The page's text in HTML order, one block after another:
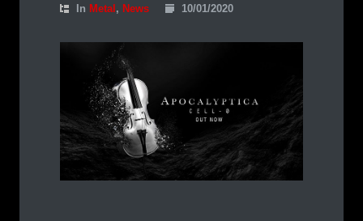
In Metal , News 10/01/2020